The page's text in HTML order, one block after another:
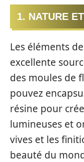
1. NATURE
Les éléments
excellente
des moules de
pouvez
résine pour
lumineuses et
vives et les
beauté du